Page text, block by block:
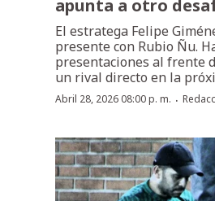
apunta a otro
El estratega Felipe
presente con Rubio Ñu.
presentaciones al frente
un rival directo en la
Abril 28, 2026 08:00 p. m. ·